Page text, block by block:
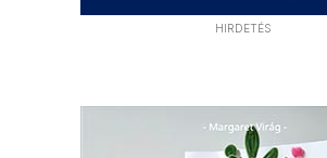
HIRDETÉS